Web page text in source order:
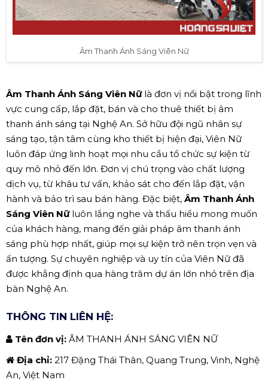
Âm Thanh Ánh Sáng Viên Nữ
Âm Thanh Ánh Sáng Viên Nữlà đơn vị nổi bật trong lĩnh
vực cung cấp, lắp đặt, bán và cho thuê thiết bị âm
thanh ánh sáng tại Nghệ An. Sở hữu đội ngũ nhân sự
sáng tạo, tận tâm cùng kho thiết bị hiện đại, Viên Nữ
luôn đáp ứng linh hoạt mọi nhu cầu tổ chức sự kiện từ
quy mô nhỏ đến lớn. Đơn vị chú trọng vào chất lượng
dịch vụ, từ khâu tư vấn, khảo sát cho đến lắp đặt, vận
hành và bảo trì sau bán hàng. Đặc biệt, Âm Thanh Ánh
Sáng Viên Nữluôn lắng nghe và thấu hiểu mong muốn
của khách hàng, mang đến giải pháp âm thanh ánh
sáng phù hợp nhất, giúp mọi sự kiện trở nên trọn vẹn và
ấn tượng. Sự chuyên nghiệp và uy tín của Viên Nữ đã
được khẳng định qua hàng trăm dự án lớn nhỏ trên địa
bàn Nghệ An.
THÔNG TIN LIÊN HỆ:
Tên đơn vị: ÂM THANH ÁNH SÁNG VIÊN NỮ
Địa chỉ: 217 Đặng Thái Thân, Quang Trung, Vinh, Nghệ
An, Việt Nam